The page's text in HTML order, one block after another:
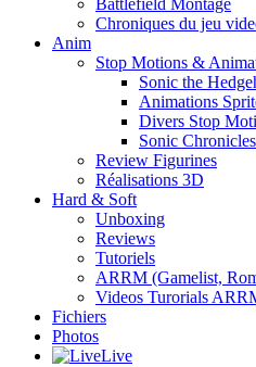
Battlefield Montage
Chroniques du jeu
Anim
Stop Motions &
Sonic the
Animations
Divers Stop
Sonic
Review Figurines
Réalisations 3D
Hard & Soft
Unboxing
Reviews
Tutoriels
ARRM (Gamelist,
Videos Turorials
Fichiers
Photos
Live